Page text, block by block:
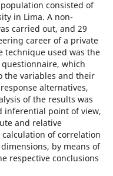
consisted of
in Lima. A non-
carried out, and 29
career of a private
technique used was the
which
the variables and their
alternatives,
of the results was
inferential point of view,
and relative
of correlation
by means of
respective conclusions